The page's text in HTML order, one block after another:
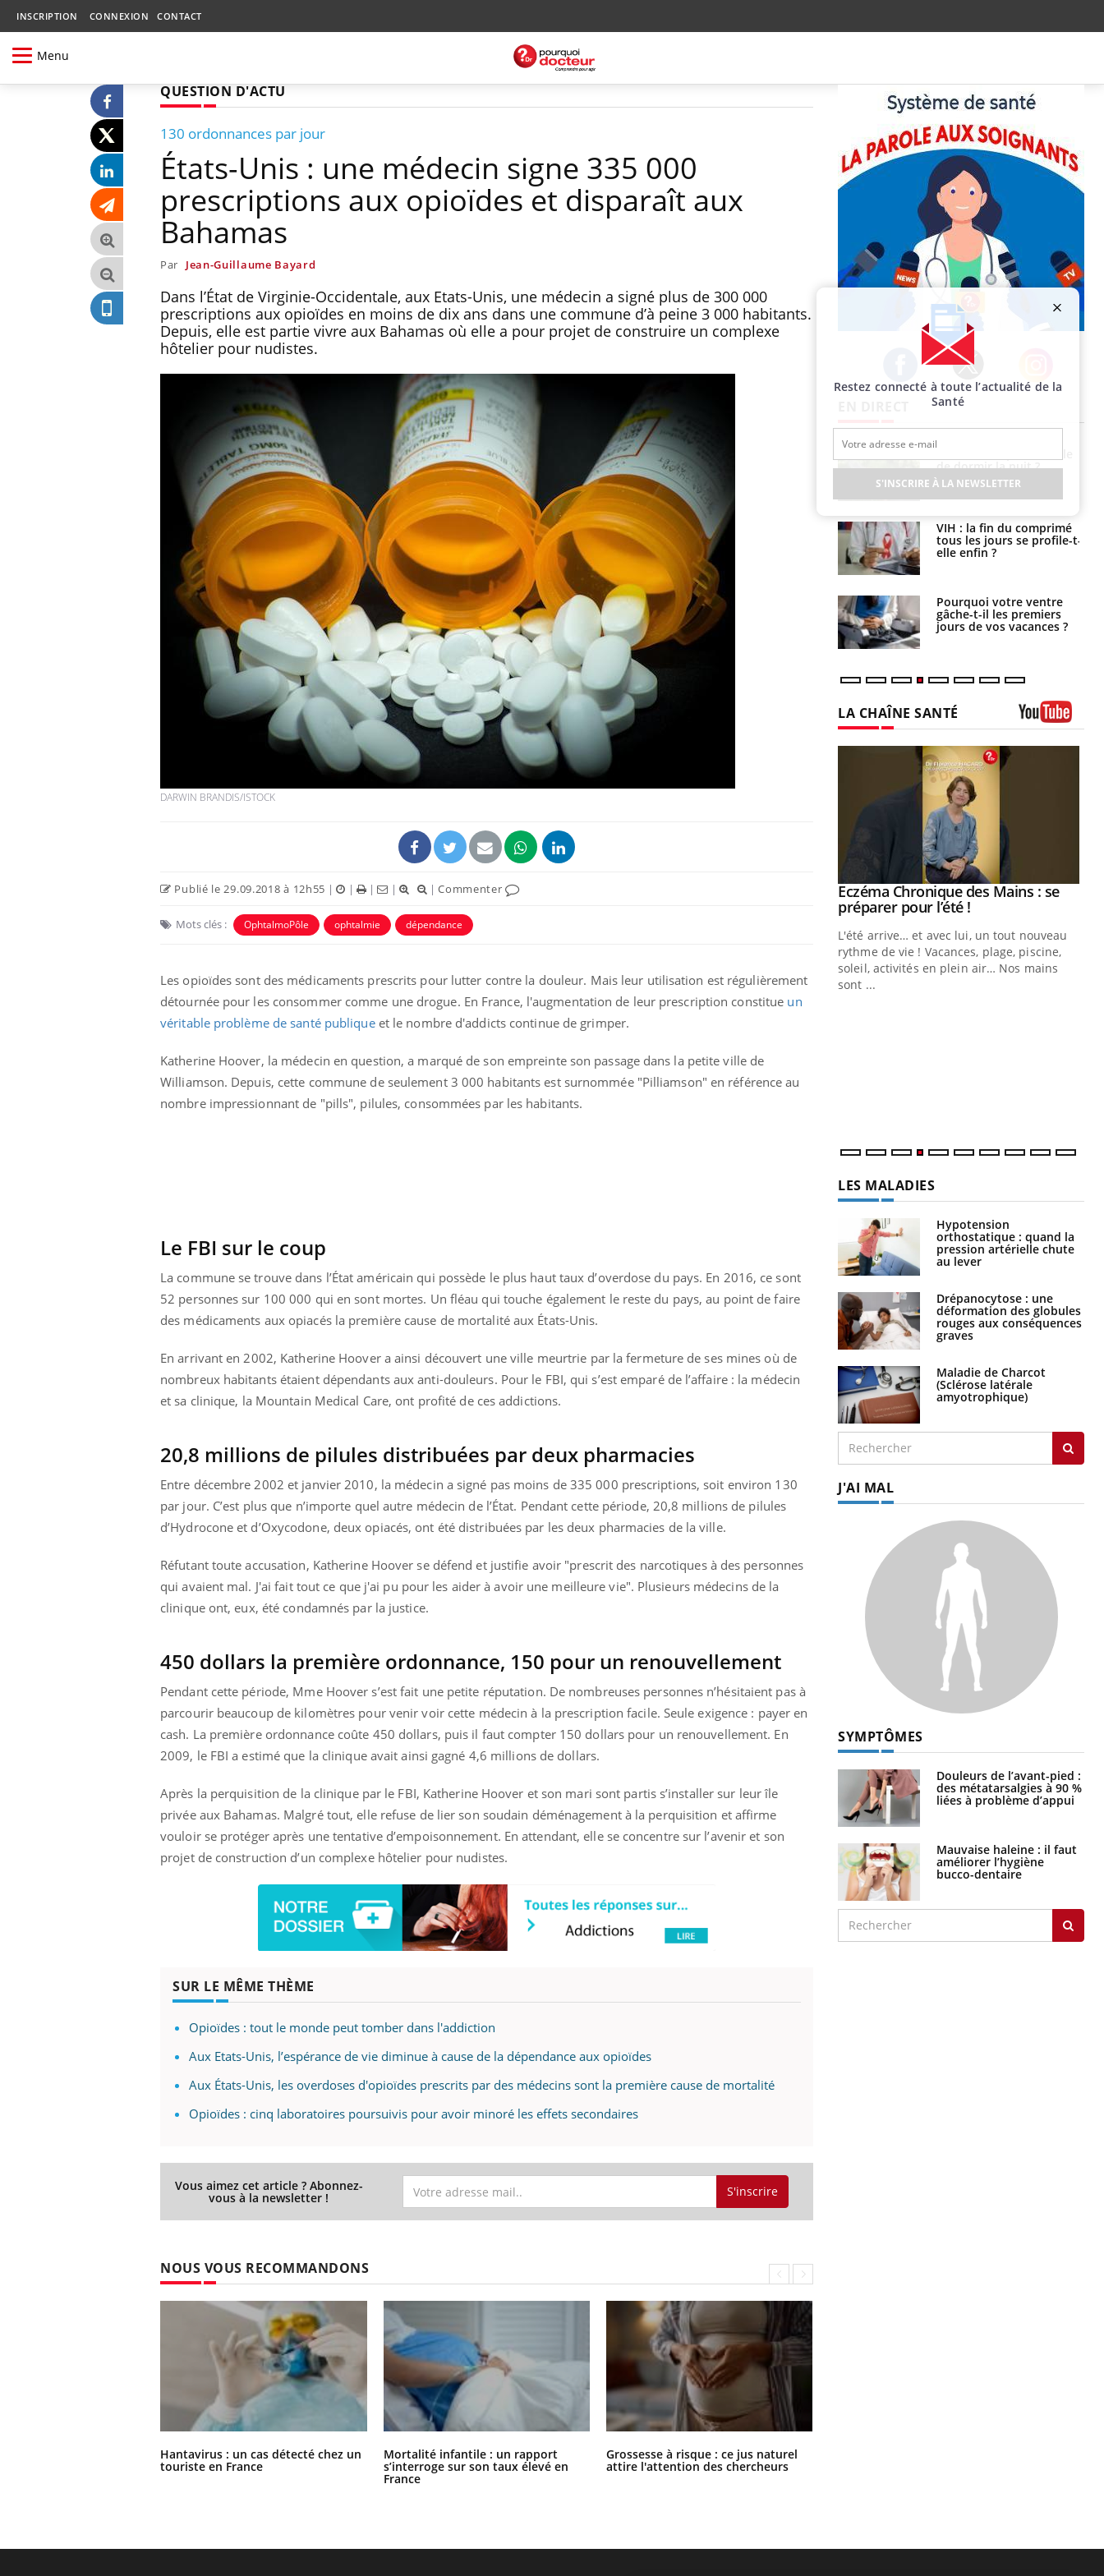
INSCRIPTION CONNEXION CONTACT
Menu
QUESTION D'ACTU
130 ordonnances par jour
États-Unis : une médecin signe 335 000
prescriptions aux opioïdes et disparaît aux
Bahamas
Par Jean-Guillaume Bayard
Dans l’État de Virginie-Occidentale, aux Etats-Unis, une médecin a signé plus de 300 000
prescriptions aux opioïdes en moins de dix ans dans une commune d’à peine 3 000 habitants.
Depuis, elle est partie vivre aux Bahamas où elle a pour projet de construire un complexe
hôtelier pour nudistes.
DARWIN BRANDIS/ISTOCK
Publié le 29.09.2018 à 12h55 | | | | |Commenter
Mots clés : OphtalmoPôle ophtalmie dépendance
Les opioïdes sont des médicaments prescrits pour lutter contre la douleur. Mais leur utilisation est régulièrement
détournée pour les consommer comme une drogue. En France, l'augmentation de leur prescription constitue un
véritable problème de santé publiqueet le nombre d'addicts continue de grimper.
Katherine Hoover, la médecin en question, a marqué de son empreinte son passage dans la petite ville de
Williamson. Depuis, cette commune de seulement 3 000 habitants est surnommée "Pilliamson" en référence au
nombre impressionnant de "pills", pilules, consommées par les habitants.
Le FBI sur le coup
La commune se trouve dans l’État américain qui possède le plus haut taux d’overdose du pays. En 2016, ce sont
52 personnes sur 100 000 qui en sont mortes. Un fléau qui touche également le reste du pays, au point de faire
des médicaments aux opiacés la première cause de mortalité aux États-Unis.
En arrivant en 2002, Katherine Hoover a ainsi découvert une ville meurtrie par la fermeture de ses mines où de
nombreux habitants étaient dépendants aux anti-douleurs. Pour le FBI, qui s’est emparé de l’affaire : la médecin
et sa clinique, la Mountain Medical Care, ont profité de ces addictions.
20,8 millions de pilules distribuées par deux pharmacies
Entre décembre 2002 et janvier 2010, la médecin a signé pas moins de 335 000 prescriptions, soit environ 130
par jour. C’est plus que n’importe quel autre médecin de l’État. Pendant cette période, 20,8 millions de pilules
d’Hydrocone et d’Oxycodone, deux opiacés, ont été distribuées par les deux pharmacies de la ville.
Réfutant toute accusation, Katherine Hoover se défend et justifie avoir "prescrit des narcotiques à des personnes
qui avaient mal. J'ai fait tout ce que j'ai pu pour les aider à avoir une meilleure vie". Plusieurs médecins de la
clinique ont, eux, été condamnés par la justice.
450 dollars la première ordonnance, 150 pour un renouvellement
Pendant cette période, Mme Hoover s’est fait une petite réputation. De nombreuses personnes n’hésitaient pas à
parcourir beaucoup de kilomètres pour venir voir cette médecin à la prescription facile. Seule exigence : payer en
cash. La première ordonnance coûte 450 dollars, puis il faut compter 150 dollars pour un renouvellement. En
2009, le FBI a estimé que la clinique avait ainsi gagné 4,6 millions de dollars.
Après la perquisition de la clinique par le FBI, Katherine Hoover et son mari sont partis s’installer sur leur île
privée aux Bahamas. Malgré tout, elle refuse de lier son soudain déménagement à la perquisition et affirme
vouloir se protéger après une tentative d’empoisonnement. En attendant, elle se concentre sur l’avenir et son
projet de construction d’un complexe hôtelier pour nudistes.
SUR LE MÊME THÈME
Opioïdes : tout le monde peut tomber dans l'addiction
Aux Etats-Unis, l’espérance de vie diminue à cause de la dépendance aux opioïdes
Aux États-Unis, les overdoses d'opioïdes prescrits par des médecins sont la première cause de mortalité
Opioïdes : cinq laboratoires poursuivis pour avoir minoré les effets secondaires
Vous aimez cet article ? Abonnez-
vous à la newsletter ! S'inscrire
NOUS VOUS RECOMMANDONS
Hantavirus : un cas détecté chez un
touriste en France
Mortalité infantile : un rapport
s’interroge sur son taux élevé en
France
Grossesse à risque : ce jus naturel
attire l'attention des chercheurs
Facebook Twitter Instagram
Hantavirus : un cas
détecté chez un touriste
en France
Mortalité infantile : un
rapport s’interroge sur
son taux élevé en France
Grossesse à risque : ce jus
naturel attire l'attention
des chercheurs
Comment oublier les
écrans en vacances ?
Toujours connectés :
comment le travail
empiète de plus en plus
sur nos soirées
Cancer colorectal : une
stratégie simple aurait
changé la donne au Pays
basque
Chikungunya, dengue,
West Nile : que se passe-
t-il dans le sud de la
France ?
Les médicaments GLP-1
protègent-ils aussi les os
Cytomégalovirus : ce qui
change dans la prise en
charge des femmes
enceintes
de dormir la nuit ?
VIH : la fin du comprimé
tous les jours se profile-t-
elle enfin ?
Pourquoi votre ventre
gâche-t-il les premiers
jours de vos vacances ?
LA CHAÎNE SANTÉ
Eczéma Chronique des Mains :
Il y a des sujets qui sont faciles à aborder...
Youtube
Carence en fer : comprendre pour
Fatigue, irritabilité, brouillard mental ou
même alopécie… Les symptômes de la
carence en fer sont multiples ce qui la rend
Youtube
Eczéma Chronique des Mains : se
préparer pour l’été !Youtube
L'été arrive… et avec lui, un tout nouveau
rythme de vie ! Vacances, plage, piscine,
soleil, activités en plein air… Nos mains
sont ...
LES MALADIES
Hypotension
orthostatique : quand la
pression artérielle chute
au lever
Drépanocytose : une
déformation des globules
rouges aux conséquences
graves
Maladie de Charcot
(Sclérose latérale
amyotrophique)
J'AI MAL
SYMPTÔMES
Douleurs de l’avant-pied :
des métatarsalgies à 90 %
liées à problème d’appui
Mauvaise haleine : il faut
améliorer l’hygiène
bucco-dentaire
Restez connecté à toute l’actualité de la
Santé
S'INSCRIRE À LA NEWSLETTER